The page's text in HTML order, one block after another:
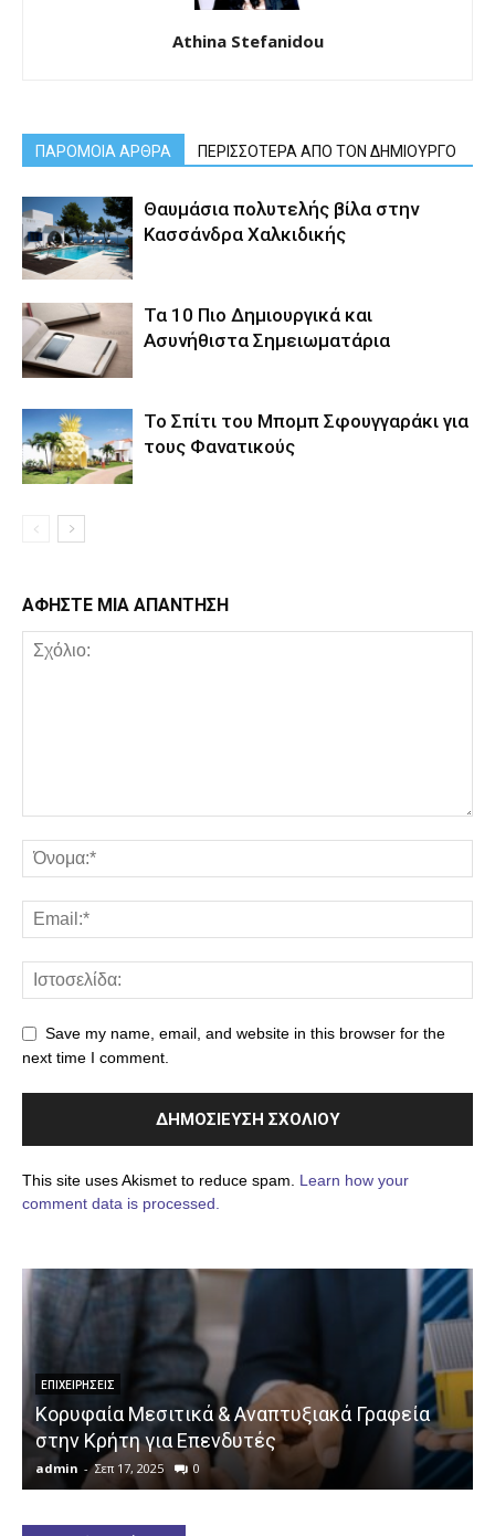
Athina Stefanidou
ΠΑΡΟΜΟΙΑ ΑΡΘΡΑ ΠΕΡΙΣΣΟΤΕΡΑ ΑΠΟ ΤΟΝ ΔΗΜΙΟΥΡΓΟ
Θαυμάσια πολυτελής βίλα στην
Κασσάνδρα Χαλκιδικής
Τα 10 Πιο Δημιουργικά και
Ασυνήθιστα Σημειωματάρια
Το Σπίτι του Μπομπ Σφουγγαράκι για
τους Φανατικούς
ΑΦΗΣΤΕ ΜΙΑ ΑΠΑΝΤΗΣΗ
Save my name, email, and website in this browser for the
next time I comment.
This site uses Akismet to reduce spam. Learn how your
comment data is processed.
ΕΠΙΧΕΙΡΉΣΕΙΣ
Κορυφαία Μεσιτικά & Αναπτυξιακά Γραφεία
στην Κρήτη για Επενδυτές
admin - Σεπ 17, 2025 0